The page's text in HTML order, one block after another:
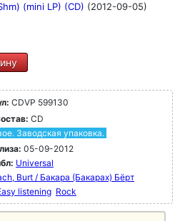
(mini LP) (CD) (2012-09-05)
CDVP 599130
CD
Заводская упаковка.
05-09-2012
Universal
Burt / Бакара (Бакарах) Бёрт
listening Rock